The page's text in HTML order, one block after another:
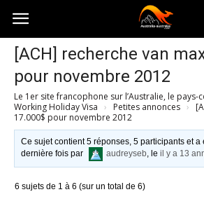
Australia-
australie.com
[ACH] recherche van
pour novembre 2012
Le 1er site francophone sur l’Australie, le pays-
Working Holiday Visa › Petites annonces ›
17.000$ pour novembre 2012
Ce sujet contient 5 réponses, 5 participants et a
dernière fois par
audreyseb, leil y a 13
6 sujets de 1 à 6 (sur un total de 6)